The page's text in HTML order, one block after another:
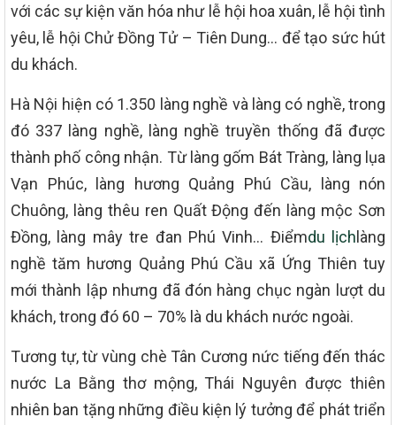
với các sự kiện văn hóa như lễ hội hoa xuân, lễ hội tình
yêu, lễ hội Chử Đồng Tử – Tiên Dung… để tạo sức hút
du khách.
Hà Nội hiện có 1.350 làng nghề và làng có nghề, trong
đó 337 làng nghề, làng nghề truyền thống đã được
thành phố công nhận. Từ làng gốm Bát Tràng, làng lụa
Vạn Phúc, làng hương Quảng Phú Cầu, làng nón
Chuông, làng thêu ren Quất Động đến làng mộc Sơn
Đồng, làng mây tre đan Phú Vinh… Điểmdu lịchlàng
nghề tăm hương Quảng Phú Cầu xã Ứng Thiên tuy
mới thành lập nhưng đã đón hàng chục ngàn lượt du
khách, trong đó 60 – 70% là du khách nước ngoài.
Tương tự, từ vùng chè Tân Cương nức tiếng đến thác
nước La Bằng thơ mộng, Thái Nguyên được thiên
nhiên ban tặng những điều kiện lý tưởng để phát triển